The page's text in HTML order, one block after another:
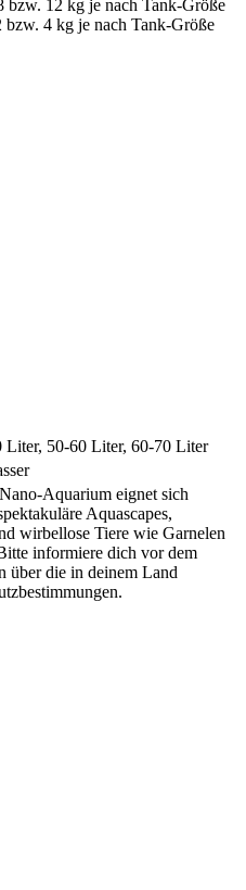
bzw. 12 kg je nach Tank-Größe
4 kg je nach Tank-Größe
Liter, 50-60 Liter, 60-70 Liter
Aquarium eignet sich
Aquascapes,
wirbellose Tiere wie Garnelen
informiere dich vor dem
über die in deinem Land